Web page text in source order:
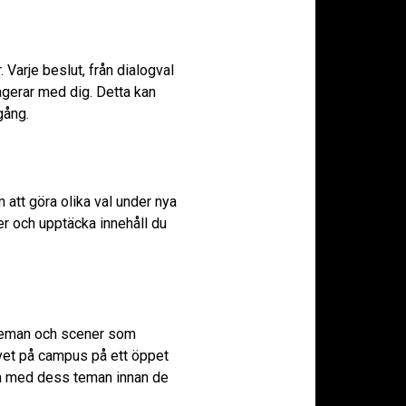
Varje beslut, från dialogval
med dig. Detta kan
att göra olika val under nya
och upptäcka innehåll du
och scener som
på campus på ett öppet
dess teman innan de